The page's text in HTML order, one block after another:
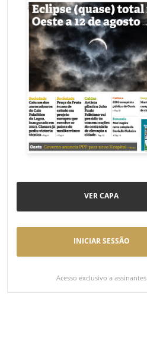
VER CAPA
INICIAR SESSÃO
Acesso exclusivo a assinantes